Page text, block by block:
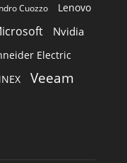
Cuozzo Lenovo
Nvidia
Electric
Veeam